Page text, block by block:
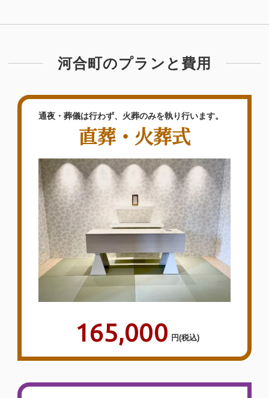
河合町のプランと費用
通夜・葬儀は行わず、火葬のみを執り行います。
直葬・火葬式
165,000 円(税込)